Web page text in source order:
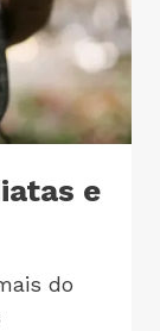
e
do